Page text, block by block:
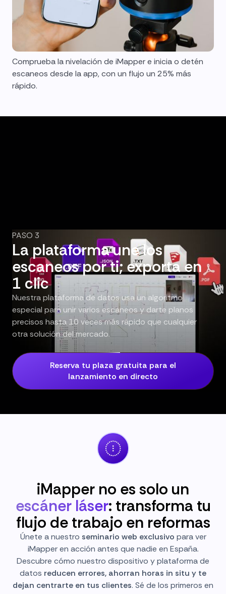
Comprueba la nivelación de iMapper e inicia o detén
escaneos desde la app, con un flujo un 25% más
rápido.
PASO 3
La plataforma une los
escaneos por ti; exporta en
1 clic
Nuestra plataforma de datos usa un algoritmo
especial para unir varios escaneos y darte planos
precisos hasta 10 veces más rápido que cualquier
otra solución del mercado.
Reserva tu plaza gratuita para el
lanzamiento en directo
iMapper no es solo un
escáner láser: transforma tu
flujo de trabajo en reformas
Únete a nuestro seminario web exclusivo para ver
iMapper en acción antes que nadie en España.
Descubre cómo nuestro dispositivo y plataforma de
datos reducen errores, ahorran horas in situ y te
dejan centrarte en tus clientes. Sé de los primeros en